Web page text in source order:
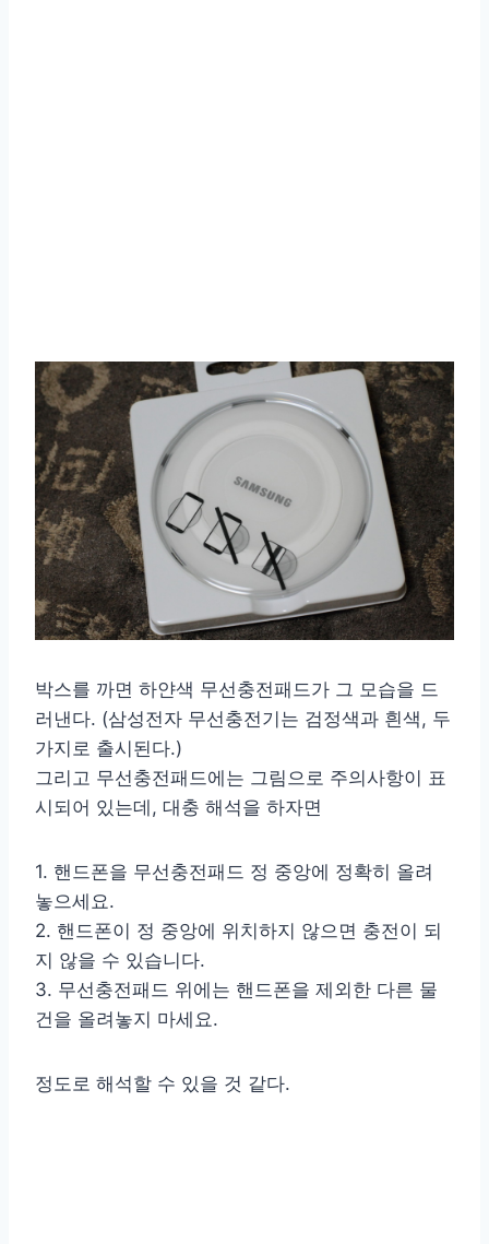
박스를 까면 하얀색 무선충전패드가 그 모습을 드
러낸다. (삼성전자 무선충전기는 검정색과 흰색, 두
가지로 출시된다.)
그리고 무선충전패드에는 그림으로 주의사항이 표
시되어 있는데, 대충 해석을 하자면
1. 핸드폰을 무선충전패드 정 중앙에 정확히 올려
놓으세요.
2. 핸드폰이 정 중앙에 위치하지 않으면 충전이 되
지 않을 수 있습니다.
3. 무선충전패드 위에는 핸드폰을 제외한 다른 물
건을 올려놓지 마세요.
정도로 해석할 수 있을 것 같다.